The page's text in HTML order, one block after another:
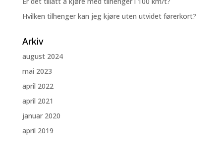
Hvilken tilhenger kan jeg kjøre uten utvidet førerkort?
Arkiv
august 2024
mai 2023
april 2022
april 2021
januar 2020
april 2019